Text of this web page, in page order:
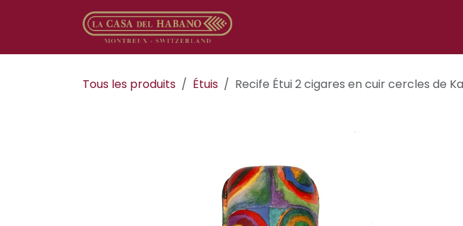
Se rendre au contenu
Tous les produits ​Étuis Recife Étui 2 cigares en cuir cercles de